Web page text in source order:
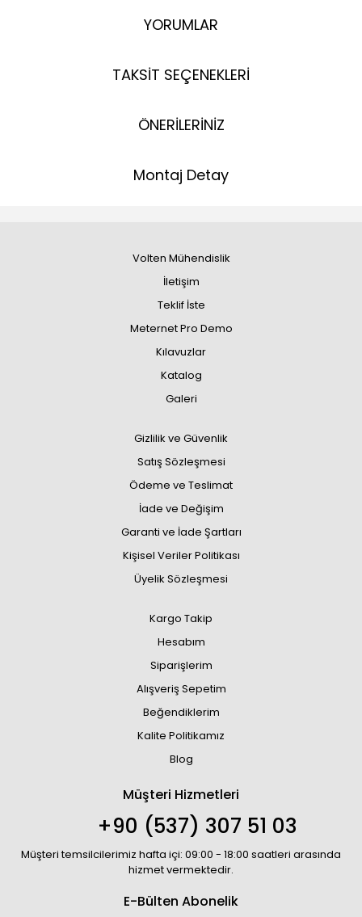
YORUMLAR
TAKSİT SEÇENEKLERİ
ÖNERİLERİNİZ
Montaj Detay
Volten Mühendislik
İletişim
Teklif İste
Meternet Pro Demo
Kılavuzlar
Katalog
Galeri
Gizlilik ve Güvenlik
Satış Sözleşmesi
Ödeme ve Teslimat
İade ve Değişim
Garanti ve İade Şartları
Kişisel Veriler Politikası
Üyelik Sözleşmesi
Kargo Takip
Hesabım
Siparişlerim
Alışveriş Sepetim
Beğendiklerim
Kalite Politikamız
Blog
Müşteri Hizmetleri
+90 (537) 307 51 03
Müşteri temsilcilerimiz hafta içi: 09:00 - 18:00 saatleri arasında
hizmet vermektedir.
E-Bülten Abonelik